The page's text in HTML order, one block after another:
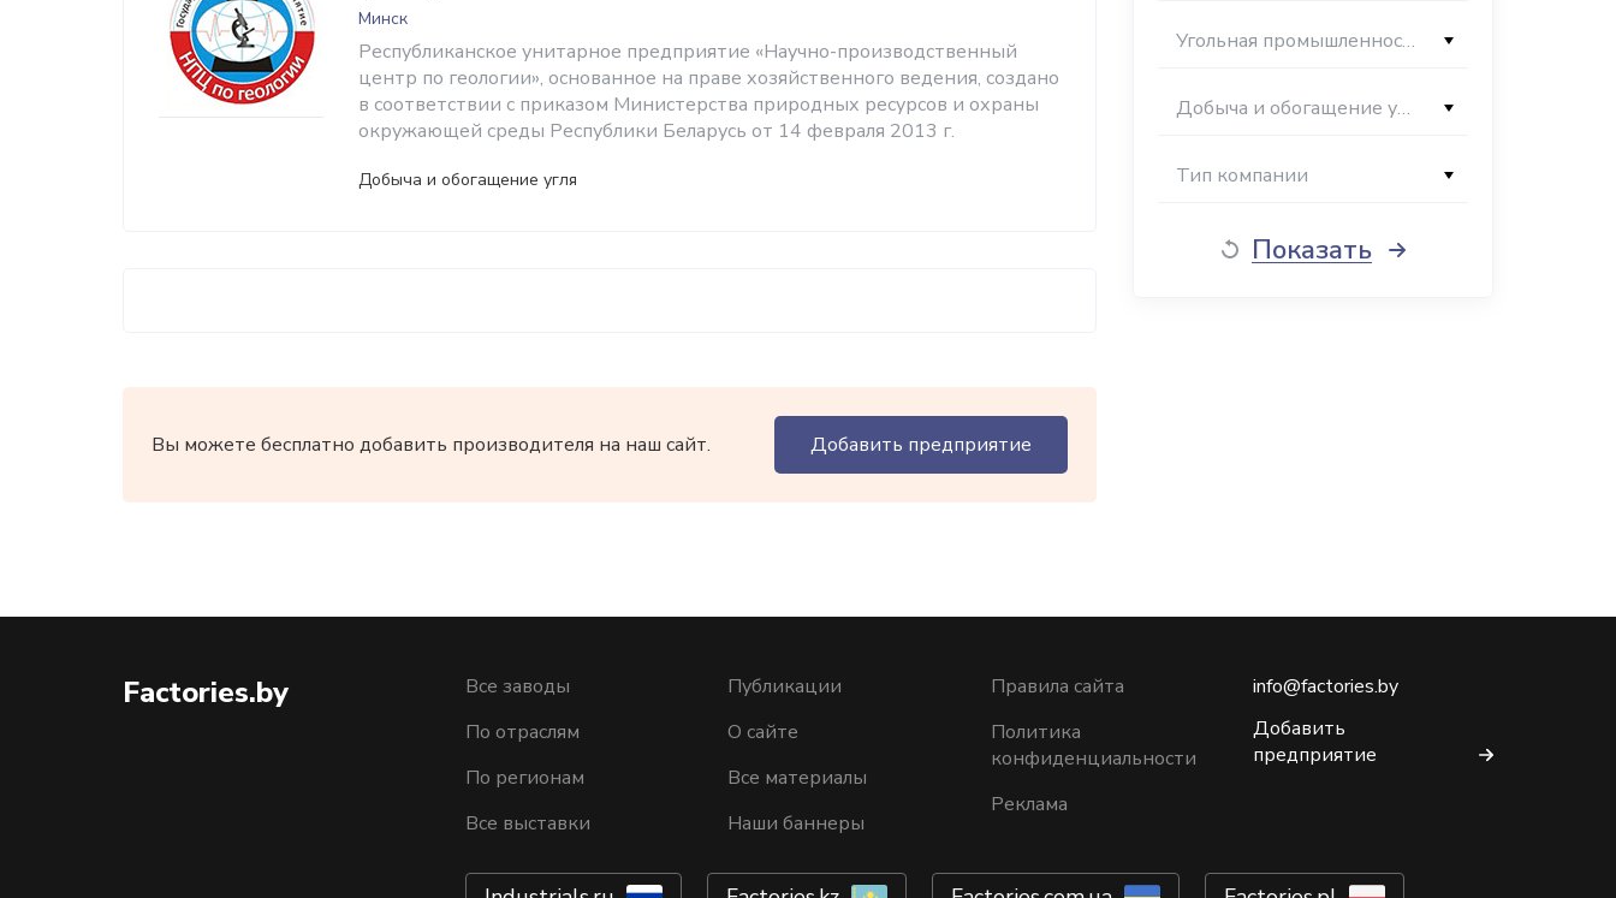
Минск
Республиканское унитарное предприятие «Научно-производственный
центр по геологии», основанное на праве хозяйственного ведения, создано
в соответствии с приказом Министерства природных ресурсов и охраны
окружающей среды Республики Беларусь от 14 февраля 2013 г.
Добыча и обогащение угля
Вы можете бесплатно добавить производителя на наш сайт. Добавить предприятие
Угольная промышленность
Добыча и обогащение угля
Тип компании
Показать
Factories.by
Все заводы
По отраслям
По регионам
Все выставки
Публикации
О сайте
Все материалы
Наши баннеры
Правила сайта
Политика
конфиденциальности
Реклама
info@factories.by
Добавить
предприятие